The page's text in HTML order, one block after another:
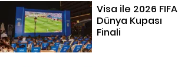
Visa ile 2026 FIFA
Dünya Kupası
Finali